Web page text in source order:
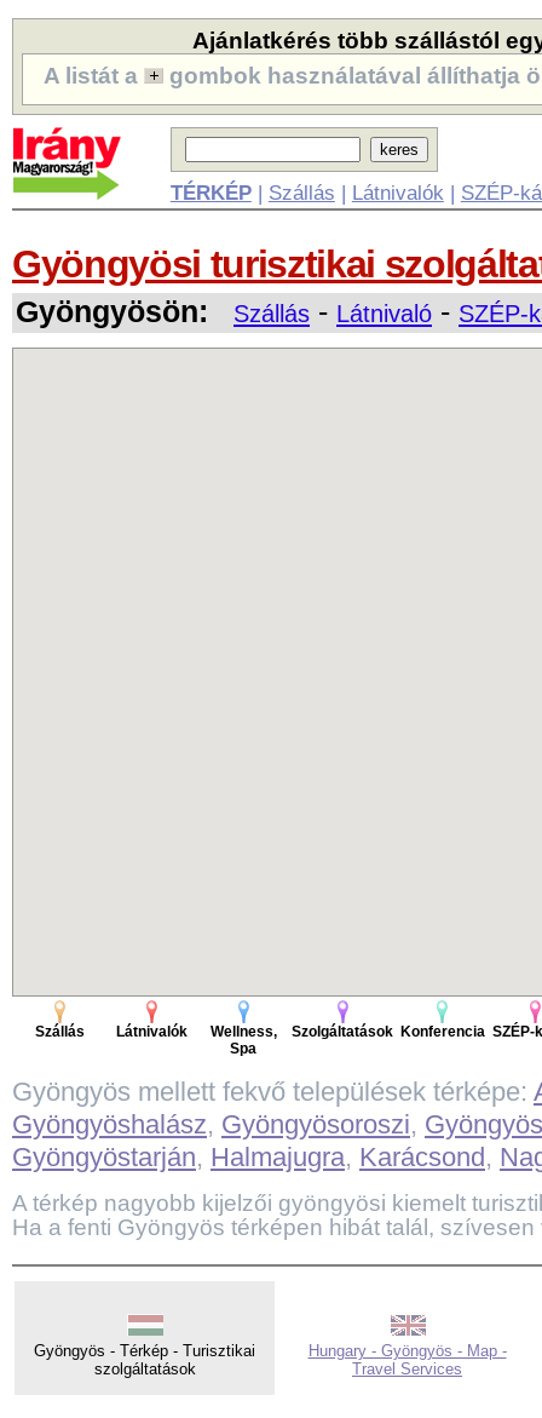
Ajánlatkérés több szállástól
A listát a
gombok használatával állíthatja
TÉRKÉP| Szállás | Látnivalók | SZÉP-
Gyöngyösi turisztikai
Gyöngyösön: Szállás - Látnivaló - SZÉP-
Szállás Látnivalók
Wellness,
Spa
Szolgáltatások Konferencia SZÉP-
Gyöngyös mellett fekvő települések térképe:
Gyöngyöshalász, Gyöngyösoroszi,
Gyöngyöstarján, Halmajugra, Karácsond,
A térkép nagyobb kijelzői gyöngyösi kiemelt
Ha a fenti Gyöngyös térképen hibát talál,
Gyöngyös - Térkép - Turisztikai
szolgáltatások
Hungary - Gyöngyös - Map -
Travel Services